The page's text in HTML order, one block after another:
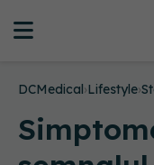
DCMedical›Lifestyle›